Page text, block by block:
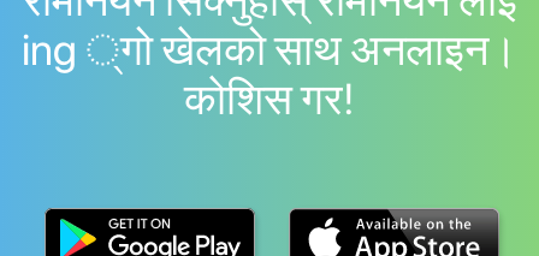
ing ्गो खेलको साथ अनलाइन।
काेशिस गर!